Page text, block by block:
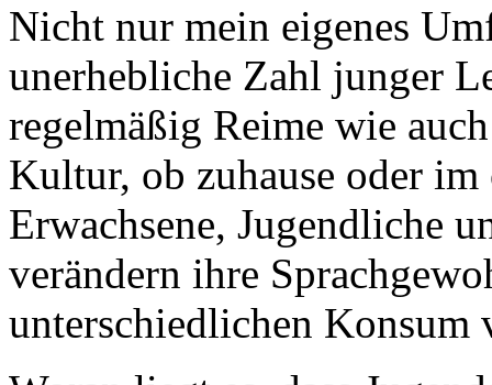
Nicht nur mein eigenes
unerhebliche Zahl junger
regelmäßig Reime wie
Kultur, ob zuhause oder
Erwachsene, Jugendliche
verändern ihre
unterschiedlichen Konsum